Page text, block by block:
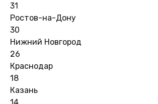
31
Ростов-на-Дону
30
Нижний Новгород
26
Краснодар
18
Казань